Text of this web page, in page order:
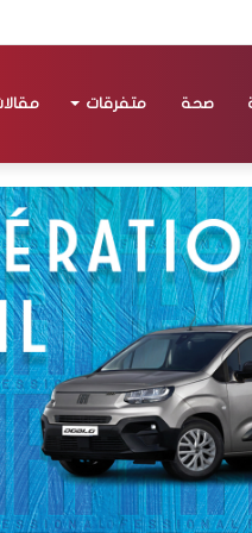
صحة متفرقات